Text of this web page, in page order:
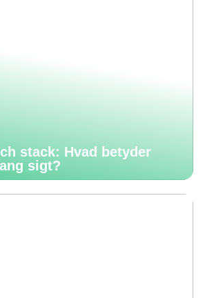
stack: Hvad betyder
sigt?